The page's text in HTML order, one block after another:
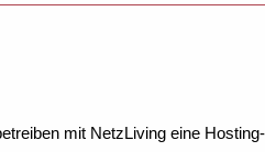
mit NetzLiving eine